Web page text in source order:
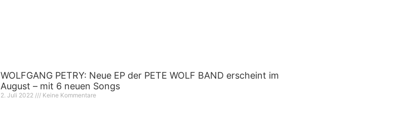
WOLFGANG PETRY: Neue EP der PETE WOLF BAND erscheint im
August – mit 6 neuen Songs
2. Juli 2022 Keine Kommentare